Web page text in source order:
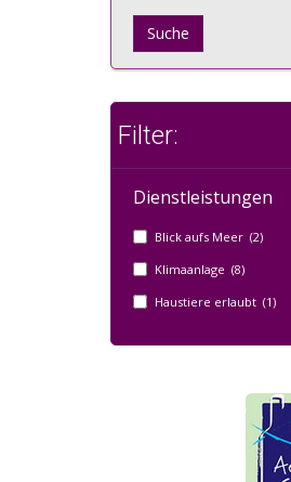
Suche
Filter:
Dienstleistungen
Blick aufs Meer (2)
Klimaanlage (8)
Haustiere erlaubt (1)